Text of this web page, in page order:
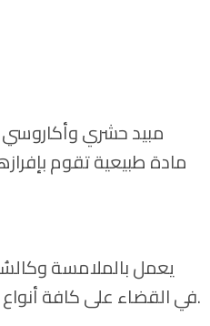
مبيد حشري
مادة طبيعية تقوم
يعمل بالملامسة
في القضاء على كافة أنواع العناكب وصانعات الأنفاق.